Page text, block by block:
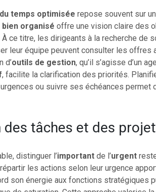
temps optimisée repose souvent sur
bien organisé offre une vision claire des
ce titre, les dirigeants à la recherche de
leur équipe peuvent consulter les offres
d’outils de gestion, qu’il s’agisse d’un
, facilite la clarification des priorités.
ou suivre ses échéances permet
des tâches et des
distinguer l’importantde l’urgent
les actions selon leur urgence
son énergie aux fonctions stratégiques